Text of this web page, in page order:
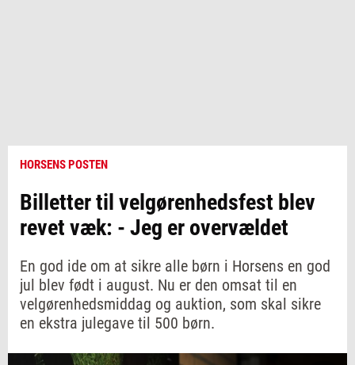
HORSENS POSTEN
Billetter til velgørenhedsfest blev
revet væk: - Jeg er overvældet
En god ide om at sikre alle børn i Horsens en god
jul blev født i august. Nu er den omsat til en
velgørenhedsmiddag og auktion, som skal sikre
en ekstra julegave til 500 børn.